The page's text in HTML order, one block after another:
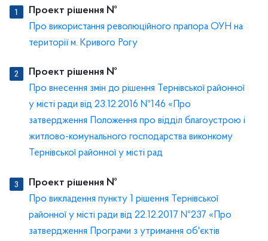
Проект рішення №
Про використання революційного прапора ОУН на
території м. Кривого Рогу
Проект рішення №
Про внесення змін до рішення Тернівської районної
у місті ради від 23.12.2016 №146 «Про
затвердження Положення про відділ благоустрою і
житлово-комунального господарства виконкому
Тернівської районної у місті рад
Проект рішення №
Про викладення пункту 1 рішення Тернівської
районної у місті ради від 22.12.2017 №237 «Про
затвердження Програми з утримання об'єктів